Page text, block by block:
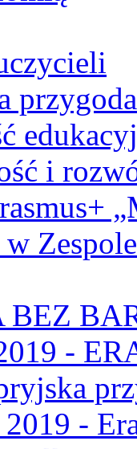
i
-
-